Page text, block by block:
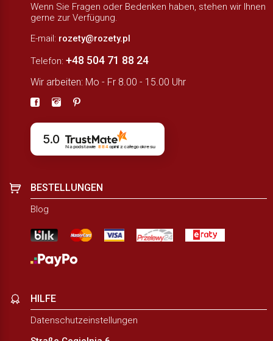
Wenn Sie Fragen oder Bedenken haben, stehen wir Ihnen
gerne zur Verfügung.
E-mail: rozety@rozety.pl
Telefon: +48 504 71 88 24
Wir arbeiten: Mo - Fr 8.00 - 15.00 Uhr
5.0
Na podstawie 884opiniiz całego okresu
BESTELLUNGEN
Blog
HILFE
Datenschutzeinstellungen